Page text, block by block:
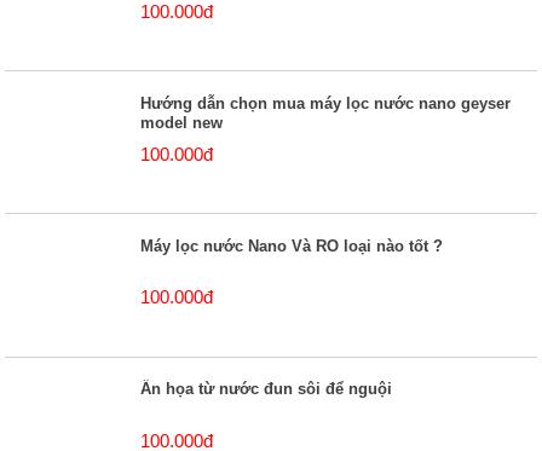
100.000đ
Hướng dẫn chọn mua máy lọc nước nano geyser
model new
100.000đ
Máy lọc nước Nano Và RO loại nào tốt ?
100.000đ
Ẩn họa từ nước đun sôi để nguội
100.000đ